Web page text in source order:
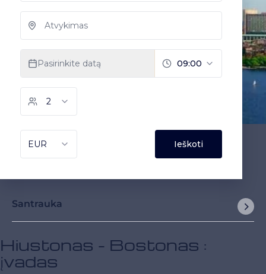
Santrauka
Hiustonas - Bostonas :
įvadas